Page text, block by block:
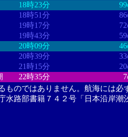
18時23分
18時51分
19時17分
19時43分
20時09分
20時39分
21時15分
22時35分
ものではありません。航海には必
水路部書籍７４２号「日本沿岸潮